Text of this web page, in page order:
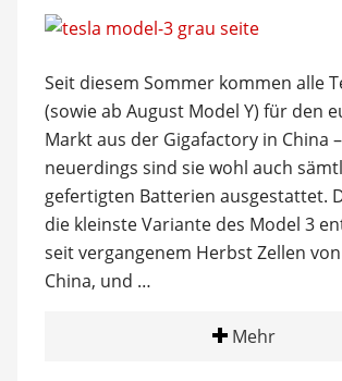
Seit diesem Sommer kommen alle
(sowie ab August Model Y) für den
Markt aus der Gigafactory in China
neuerdings sind sie wohl auch
gefertigten Batterien ausgestattet.
die kleinste Variante des Model 3
seit vergangenem Herbst Zellen von
China, und …
Mehr